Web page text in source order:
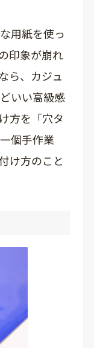
用紙を使っ
印象が崩れ
ら、カジュ
いい高級感
方を「穴タ
個手作業
け方のこと